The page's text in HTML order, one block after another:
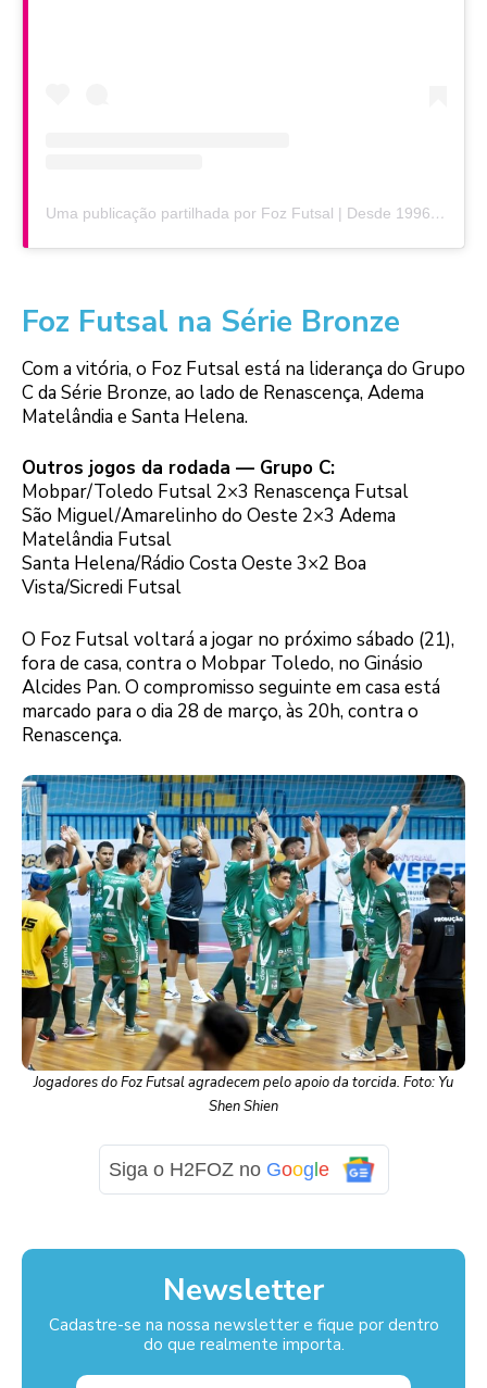
Uma publicação partilhada por Foz Futsal | Desde 1996 fazendo história 🏆 (@fozfutsal_oficial)
Foz Futsal na Série Bronze
Com a vitória, o Foz Futsal está na liderança do Grupo
C da Série Bronze, ao lado de Renascença, Adema
Matelândia e Santa Helena.
Outros jogos da rodada — Grupo C:
Mobpar/Toledo Futsal 2×3 Renascença Futsal
São Miguel/Amarelinho do Oeste 2×3 Adema
Matelândia Futsal
Santa Helena/Rádio Costa Oeste 3×2 Boa
Vista/Sicredi Futsal
O Foz Futsal voltará a jogar no próximo sábado (21),
fora de casa, contra o Mobpar Toledo, no Ginásio
Alcides Pan. O compromisso seguinte em casa está
marcado para o dia 28 de março, às 20h, contra o
Renascença.
Jogadores do Foz Futsal agradecem pelo apoio da torcida. Foto: Yu
Shen Shien
Siga o H2FOZ no Goog e
Newsletter
Cadastre-se na nossa newsletter e fique por dentro
do que realmente importa.